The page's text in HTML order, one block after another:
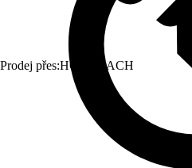
Prodej přes:HORNBACH